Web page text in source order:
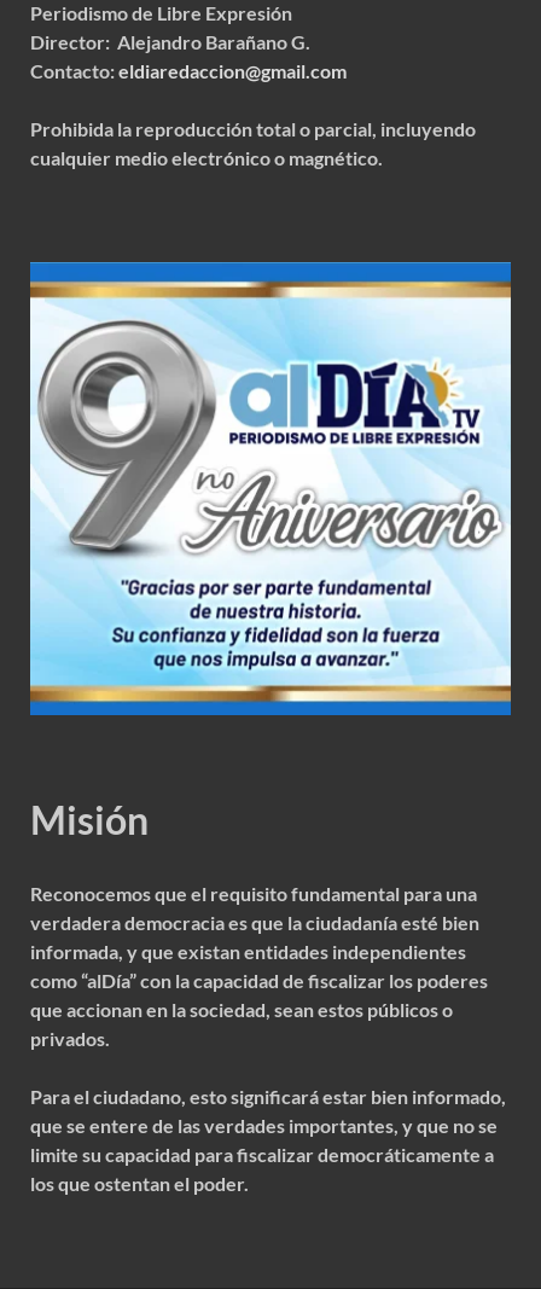
Periodismo de Libre Expresión
Director: Alejandro Barañano G.
Contacto:eldiaredaccion@gmail.com
Prohibida la reproducción total o parcial, incluyendo
cualquier medio electrónico o magnético.
Misión
Reconocemos que el requisito fundamental para una
verdadera democracia es que la ciudadanía esté bien
informada, y que existan entidades independientes
como “alDía” con la capacidad de fiscalizar los poderes
que accionan en la sociedad, sean estos públicos o
privados.
Para el ciudadano, esto significará estar bien informado,
que se entere de las verdades importantes, y que no se
limite su capacidad para fiscalizar democráticamente a
los que ostentan el poder.